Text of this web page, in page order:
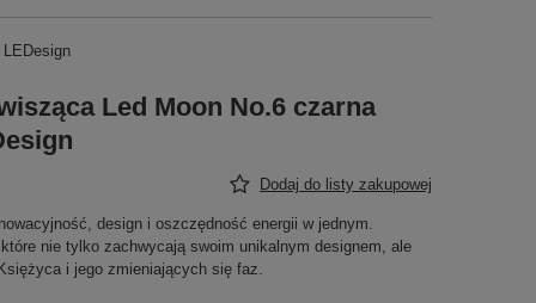
Led Moon No.6 czarna
Dodaj do listy zakupowej
design i oszczędność energii w jednym.
nie tylko zachwycają swoim unikalnym designem, ale
i jego zmieniających się faz.